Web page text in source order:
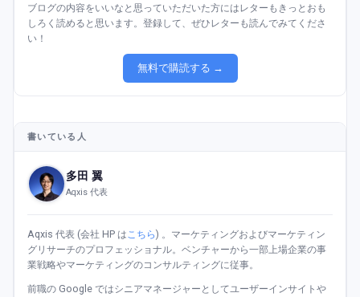
ブログの内容をいいなと思っていただいた方にはレターもきっとおも
しろく読めると思います。登録して、ぜひレターも読んでみてくださ
い！
無料で購読する →
書いている人
多田 翼
Aqxis 代表
Aqxis 代表 (会社 HP は こちら) 。マーケティングおよびマーケティン
グリサーチのプロフェッショナル。ベンチャーから一部上場企業の事
業戦略やマーケティングのコンサルティングに従事。
前職の Google ではシニアマネージャーとしてユーザーインサイトや